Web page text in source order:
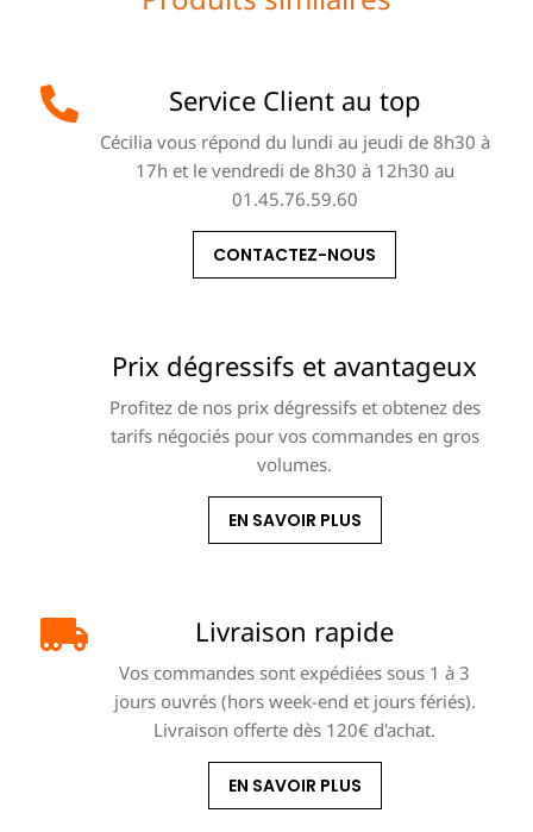
Service Client au top
Cécilia vous répond du lundi au jeudi de 8h30 à
17h et le vendredi de 8h30 à 12h30 au
01.45.76.59.60
CONTACTEZ-NOUS
Prix dégressifs et avantageux
Profitez de nos prix dégressifs et obtenez des
tarifs négociés pour vos commandes en gros
volumes.
EN SAVOIR PLUS
Livraison rapide
Vos commandes sont expédiées sous 1 à 3
jours ouvrés (hors week-end et jours fériés).
Livraison offerte dès 120€ d'achat.
EN SAVOIR PLUS